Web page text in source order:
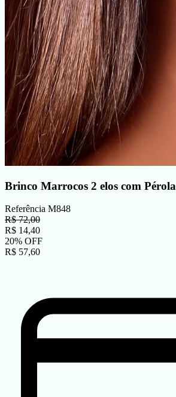
Brinco Marrocos 2 elos com Pérola
Referência M848
R$72,00
R$ 14,40
20% OFF
R$ 57,60